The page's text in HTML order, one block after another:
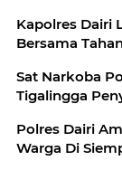
Kapolres Dairi
Bersama
Sat Narkoba
Tigalingga
Polres Dairi
Warga Di